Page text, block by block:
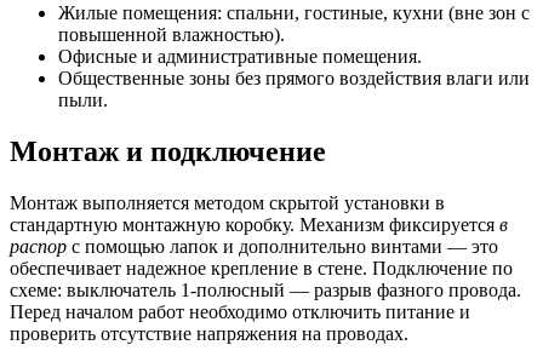
Жилые помещения: спальни, гостиные, кухни (вне зон с
повышенной влажностью).
Офисные и административные помещения.
Общественные зоны без прямого воздействия влаги или
пыли.
Монтаж и подключение
Монтаж выполняется методом скрытой установки в
стандартную монтажную коробку. Механизм фиксируется в
распор с помощью лапок и дополнительно винтами — это
обеспечивает надежное крепление в стене. Подключение по
схеме: выключатель 1-полюсный — разрыв фазного провода.
Перед началом работ необходимо отключить питание и
проверить отсутствие напряжения на проводах.